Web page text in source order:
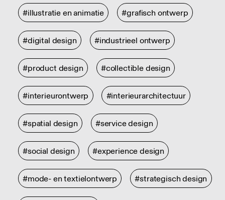
#illustratie en animatie #grafisch ontwerp
#digital design #industrieel ontwerp
#product design #collectible design
#interieurontwerp #interieurarchitectuur
#spatial design #service design
#social design #experience design
#mode- en textielontwerp #strategisch design